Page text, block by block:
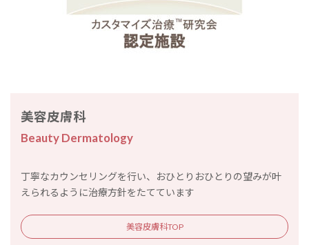
美容皮膚科
Beauty Dermatology
丁寧なカウンセリングを行い、おひとりおひとりの望みが叶
えられるように治療方針をたてています
美容皮膚科TOP